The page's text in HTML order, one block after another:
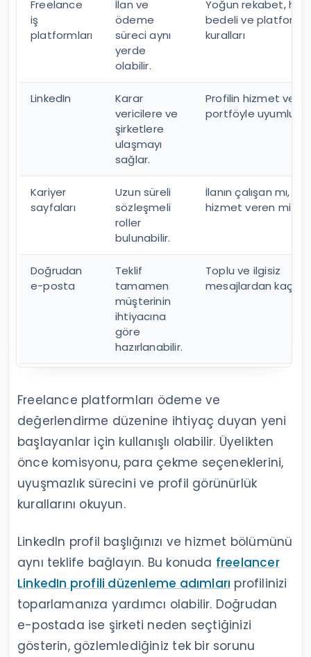
Freelance
iş
platformları
İlan ve
ödeme
süreci aynı
yerde
olabilir.
Yoğun rekabet,
bedeli ve platform
kuralları
LinkedIn
Karar
vericilere ve
şirketlere
ulaşmayı
sağlar.
Profilin hizmet ve
portföyle uyumlu
Kariyer
sayfaları
Uzun süreli
sözleşmeli
roller
bulunabilir.
İlanın çalışan mı,
hizmet veren mi
Doğrudan
e-posta
Teklif
tamamen
müşterinin
ihtiyacına
göre
hazırlanabilir.
Toplu ve ilgisiz
mesajlardan
Freelance platformları ödeme ve
değerlendirme düzenine ihtiyaç duyan yeni
başlayanlar için kullanışlı olabilir. Üyelikten
önce komisyonu, para çekme seçeneklerini,
uyuşmazlık sürecini ve profil görünürlük
kurallarını okuyun.
LinkedIn profil başlığınızı ve hizmet bölümünü
aynı teklife bağlayın. Bu konuda freelancer
LinkedIn profili düzenleme adımları profilinizi
toparlamanıza yardımcı olabilir. Doğrudan
e-postada ise şirketi neden seçtiğinizi
gösterin, gözlemlediğiniz tek bir sorunu